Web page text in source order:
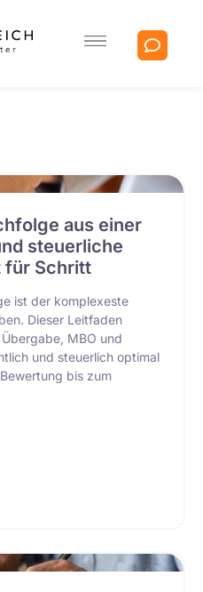
aus einer
steuerliche
für Schritt
ist der komplexeste
Dieser Leitfaden
MBO und
und steuerlich optimal
bis zum